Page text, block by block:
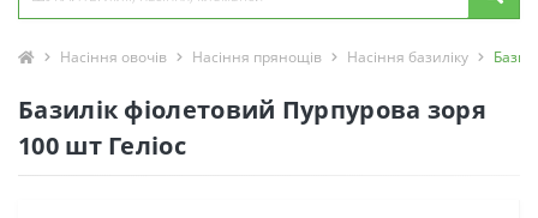
Насіння овочів Насіння прянощів Насіння базиліку
Базилік фіолетовий Пурпурова зоря
100 шт Геліос